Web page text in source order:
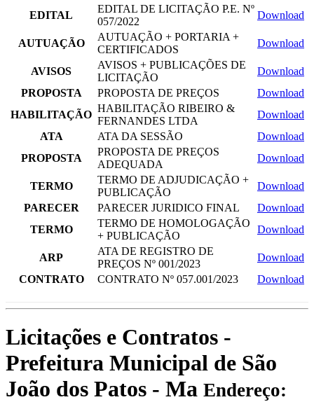
EDITAL
EDITAL DE LICITAÇÃO P.E. Nº
057/2022
Download
AUTUAÇÃO
AUTUAÇÃO + PORTARIA +
CERTIFICADOS
Download
AVISOS
AVISOS + PUBLICAÇÕES DE
LICITAÇÃO
Download
PROPOSTA
PROPOSTA DE PREÇOS
Download
HABILITAÇÃO
HABILITAÇÃO RIBEIRO &
FERNANDES LTDA
Download
ATA
ATA DA SESSÃO
Download
PROPOSTA
PROPOSTA DE PREÇOS
ADEQUADA
Download
TERMO
TERMO DE ADJUDICAÇÃO +
PUBLICAÇÃO
Download
PARECER
PARECER JURIDICO FINAL
Download
TERMO
TERMO DE HOMOLOGAÇÃO
+ PUBLICAÇÃO
Download
ARP
ATA DE REGISTRO DE
PREÇOS Nº 001/2023
Download
CONTRATO
CONTRATO Nº 057.001/2023 Download
Licitações e Contratos -
Prefeitura Municipal de São
João dos Patos - Ma Endereço: